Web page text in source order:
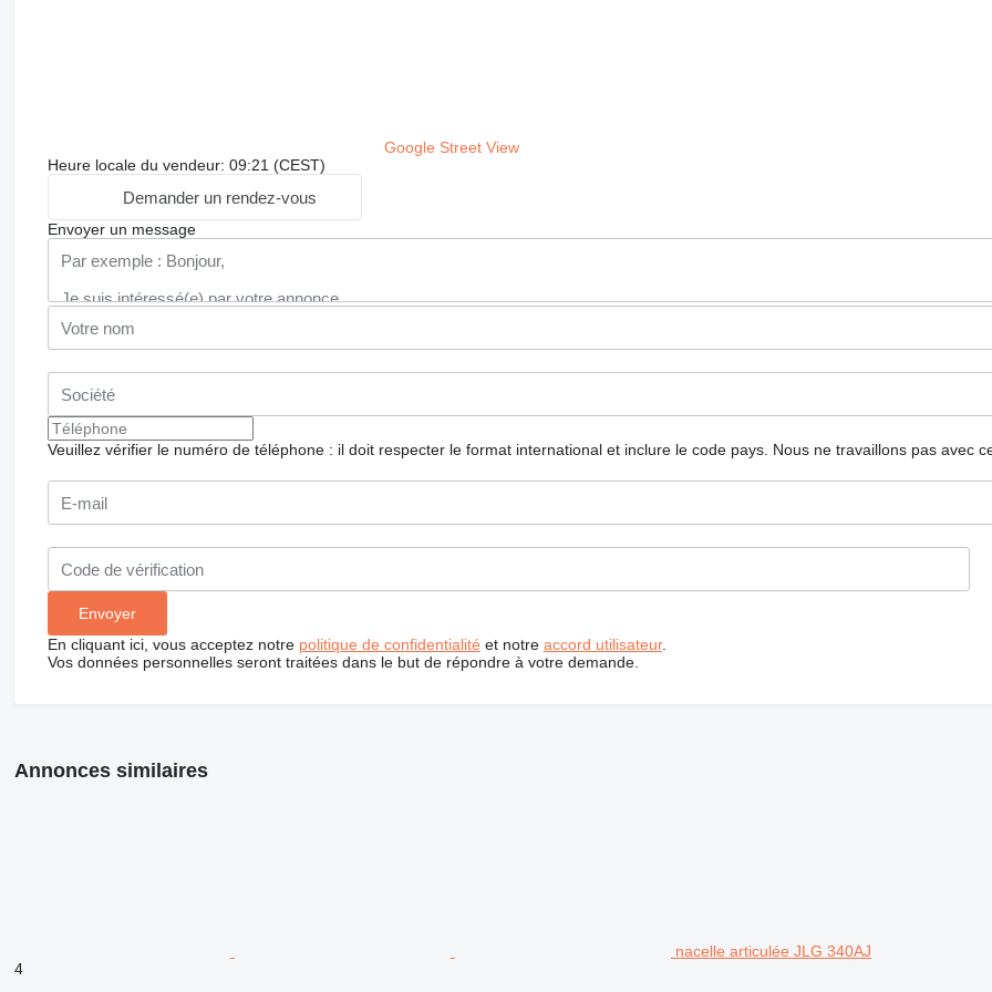
Google Street View
Heure locale du vendeur: 09:21 (CEST)
Demander un rendez-vous
Envoyer un message
Veuillez vérifier le numéro de téléphone : il doit respecter le format international et inclure le code pays. Nous ne travaillons pas avec
En cliquant ici, vous acceptez notre politique de confidentialité et notre accord utilisateur.
Vos données personnelles seront traitées dans le but de répondre à votre demande.
Annonces similaires
nacelle articulée JLG 340AJ
4